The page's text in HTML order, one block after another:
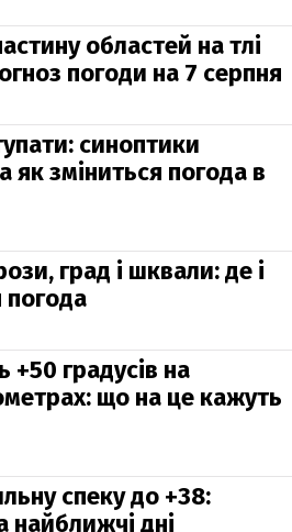
областей на тлі
погоди на 7 серпня
синоптики
як зміниться погода в
град і шквали: де і
погода
+50 градусів на
що на це кажуть
спеку до +38:
найближчі дні